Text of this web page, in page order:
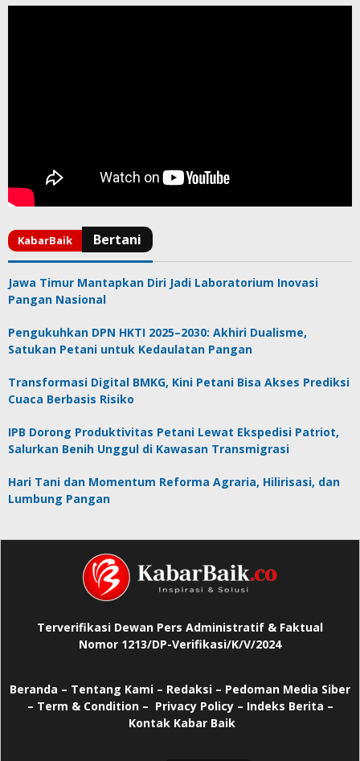
Jawa Timur Mantapkan Diri Jadi Laboratorium Inovasi
Pangan Nasional
Pengukuhkan DPN HKTI 2025–2030: Akhiri Dualisme,
Satukan Petani untuk Kedaulatan Pangan
Transformasi Digital BMKG, Kini Petani Bisa Akses Prediksi
Cuaca Berbasis Risiko
IPB Dorong Produktivitas Petani Lewat Ekspedisi Patriot,
Salurkan Benih Unggul di Kawasan Transmigrasi
Hari Tani dan Momentum Reforma Agraria, Hilirisasi, dan
Lumbung Pangan
Terverifikasi Dewan Pers Administratif & Faktual
Nomor 1213/DP-Verifikasi/K/V/2024
Beranda – Tentang Kami – Redaksi – Pedoman Media Siber
– Term & Condition – Privacy Policy– Indeks Berita –
Kontak Kabar Baik